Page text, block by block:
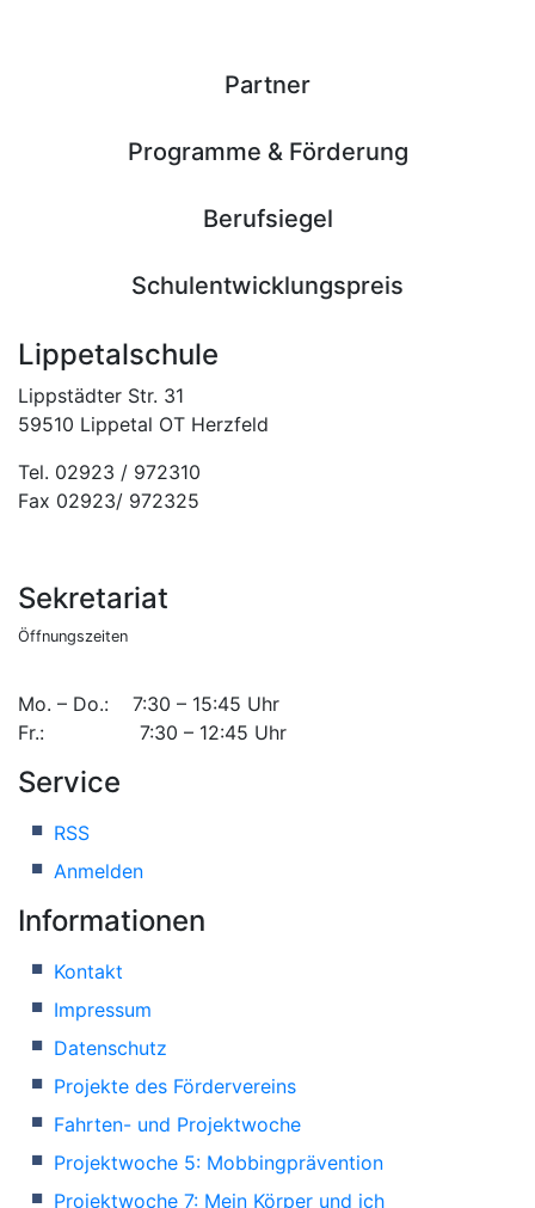
Partner
Programme & Förderung
Berufsiegel
Schulentwicklungspreis
Lippetalschule
Lippstädter Str. 31
59510 Lippetal OT Herzfeld
Tel. 02923 / 972310
Fax 02923/ 972325
Sekretariat
Öffnungszeiten
Mo. – Do.: 7:30 – 15:45 Uhr
Fr.: 7:30 – 12:45 Uhr
Service
RSS
Anmelden
Informationen
Kontakt
Impressum
Datenschutz
Projekte des Fördervereins
Fahrten- und Projektwoche
Projektwoche 5: Mobbingprävention
Projektwoche 7: Mein Körper und ich